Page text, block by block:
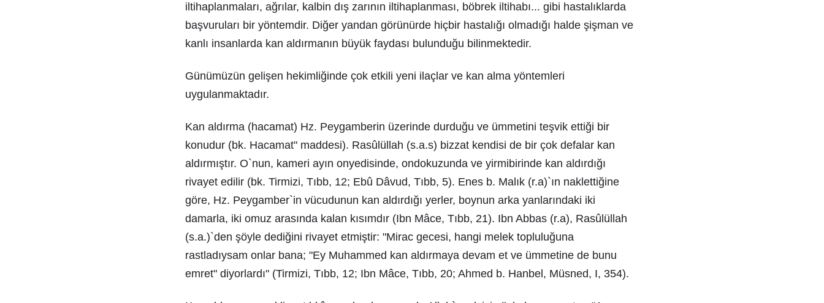
iltihaplanmaları, ağrılar, kalbin dış zarının iltihaplanması, böbrek iltihabı... gibi hastalıklarda
başvuruları bir yöntemdir. Diğer yandan görünürde hiçbir hastalığı olmadığı halde şişman ve
kanlı insanlarda kan aldırmanın büyük faydası bulunduğu bilinmektedir.
Günümüzün gelişen hekimliğinde çok etkili yeni ilaçlar ve kan alma yöntemleri
uygulanmaktadır.
Kan aldırma (hacamat) Hz. Peygamberin üzerinde durduğu ve ümmetini teşvik ettiği bir
konudur (bk. Hacamat" maddesi). Rasûlüllah (s.a.s) bizzat kendisi de bir çok defalar kan
aldırmıştır. O`nun, kameri ayın onyedisinde, ondokuzunda ve yirmibirinde kan aldırdığı
rivayet edilir (bk. Tirmizi, Tıbb, 12; Ebû Dâvud, Tıbb, 5). Enes b. Malık (r.a)`ın naklettiğine
göre, Hz. Peygamber`in vücudunun kan aldırdığı yerler, boynun arka yanlarındaki iki
damarla, iki omuz arasında kalan kısımdır (Ibn Mâce, Tıbb, 21). Ibn Abbas (r.a), Rasûlüllah
(s.a.)`den şöyle dediğini rivayet etmiştir: "Mirac gecesi, hangi melek topluluğuna
rastladıysam onlar bana; "Ey Muhammed kan aldırmaya devam et ve ümmetine de bunu
emret" diyorlardı" (Tirmizi, Tıbb, 12; Ibn Mâce, Tıbb, 20; Ahmed b. Hanbel, Müsned, I, 354).